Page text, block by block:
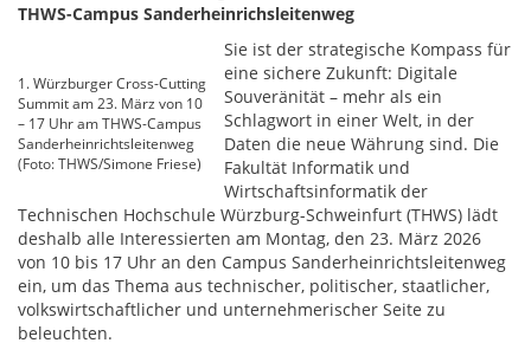
THWS-Campus Sanderheinrichsleitenweg
1. Würzburger Cross-Cutting
Summit am 23. März von 10
– 17 Uhr am THWS-Campus
Sanderheinrichtsleitenweg
(Foto: THWS/Simone Friese)
Sie ist der strategische Kompass für
eine sichere Zukunft: Digitale
Souveränität – mehr als ein
Schlagwort in einer Welt, in der
Daten die neue Währung sind. Die
Fakultät Informatik und
Wirtschaftsinformatik der
Technischen Hochschule Würzburg-Schweinfurt (THWS) lädt
deshalb alle Interessierten am Montag, den 23. März 2026
von 10 bis 17 Uhr an den Campus Sanderheinrichtsleitenweg
ein, um das Thema aus technischer, politischer, staatlicher,
volkswirtschaftlicher und unternehmerischer Seite zu
beleuchten.